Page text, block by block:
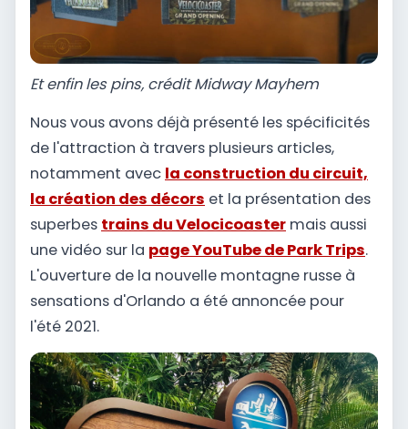
Et enfin les pins, crédit Midway Mayhem
Nous vous avons déjà présenté les spécificités
de l'attraction à travers plusieurs articles,
notamment avec la construction du circuit,
la création des décors et la présentation des
superbes trains du Velocicoaster mais aussi
une vidéo sur la page YouTube de Park Trips.
L'ouverture de la nouvelle montagne russe à
sensations d'Orlando a été annoncée pour
l'été 2021.